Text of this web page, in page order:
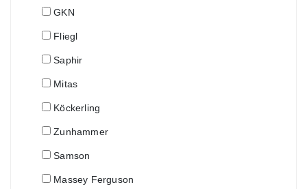
GKN
Fliegl
Saphir
Mitas
Köckerling
Zunhammer
Samson
Massey Ferguson